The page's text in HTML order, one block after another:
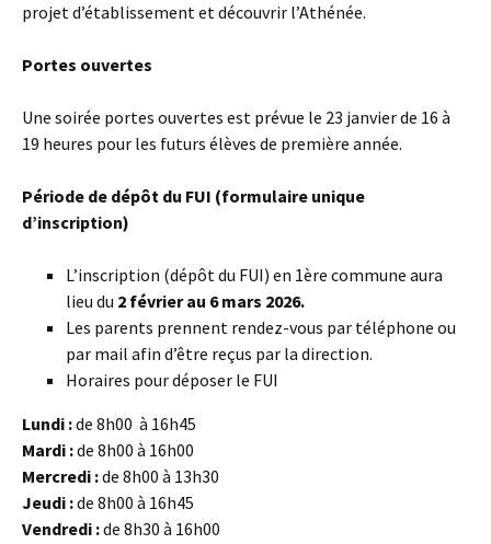
projet d’établissement et découvrir l’Athénée.
Portes ouvertes
Une soirée portes ouvertes est prévue le 23 janvier de 16 à
19 heures pour les futurs élèves de première année.
Période de dépôt du FUI (formulaire unique
d’inscription)
L’inscription (dépôt du FUI) en 1ère commune aura
lieu du 2 février au 6 mars 2026.
Les parents prennent rendez-vous par téléphone ou
par mail afin d’être reçus par la direction.
Horaires pour déposer le FUI
Lundi :de 8h00 à 16h45
Mardi :de 8h00 à 16h00
Mercredi :de 8h00 à 13h30
Jeudi :de 8h00 à 16h45
Vendredi :de 8h30 à 16h00